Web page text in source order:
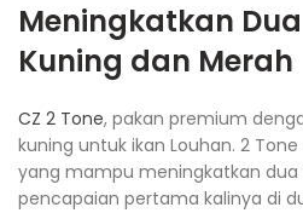
Meningkatkan
Kuning dan Merah
CZ 2 Tone, pakan premium
kuning untuk ikan Louhan. 2
yang mampu meningkatkan dua
pencapaian pertama kalinya di